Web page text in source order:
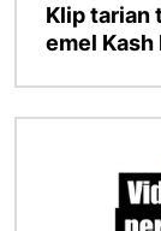
Klip tarian
emel Kash